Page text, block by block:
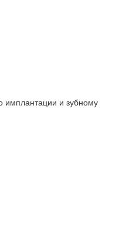
имплантации и зубному